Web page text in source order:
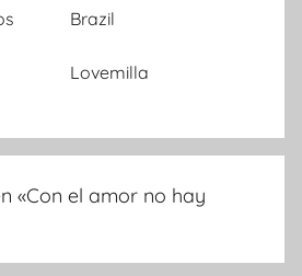
Brazil
Lovemilla
«Con el amor no hay